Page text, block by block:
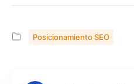
Posicionamiento SEO